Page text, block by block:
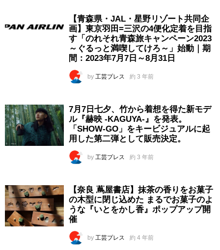
【青森県・JAL・星野リゾート共同企
画】東京羽田=三沢の4便化定着を目指
す「のれそれ青森旅キャンペーン2023
～ぐるっと満喫してけろ～」始動｜期
間：2023年7月7日～8月31日
by 工芸プレス 約 3 年前
7月7日七夕、竹から着想を得た新モデ
ル『赫映 -KAGUYA-』を発表。
「SHOW-GO」をキービジュアルに起
用した第二弾として販売決定。
by 工芸プレス 約 3 年前
【奈良 蔦屋書店】抹茶の香りをお菓子
の木型に閉じ込めた まるでお菓子のよ
うな『いとをかし香』ポップアップ開
催
by 工芸プレス 約 4 年前